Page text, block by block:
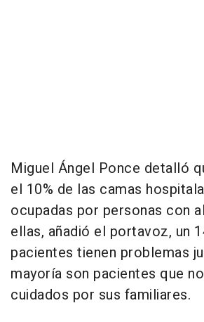
Miguel Ángel Ponce detalló
el 10% de las camas
ocupadas por personas con
ellas, añadió el portavoz, un
pacientes tienen problemas
mayoría son pacientes que
cuidados por sus familiares.